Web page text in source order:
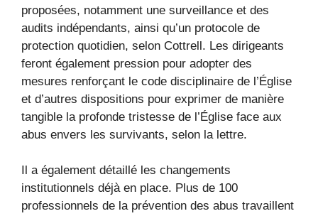
proposées, notamment une surveillance et des
audits indépendants, ainsi qu’un protocole de
protection quotidien, selon Cottrell. Les dirigeants
feront également pression pour adopter des
mesures renforçant le code disciplinaire de l’Église
et d’autres dispositions pour exprimer de manière
tangible la profonde tristesse de l’Église face aux
abus envers les survivants, selon la lettre.
Il a également détaillé les changements
institutionnels déjà en place. Plus de 100
professionnels de la prévention des abus travaillent